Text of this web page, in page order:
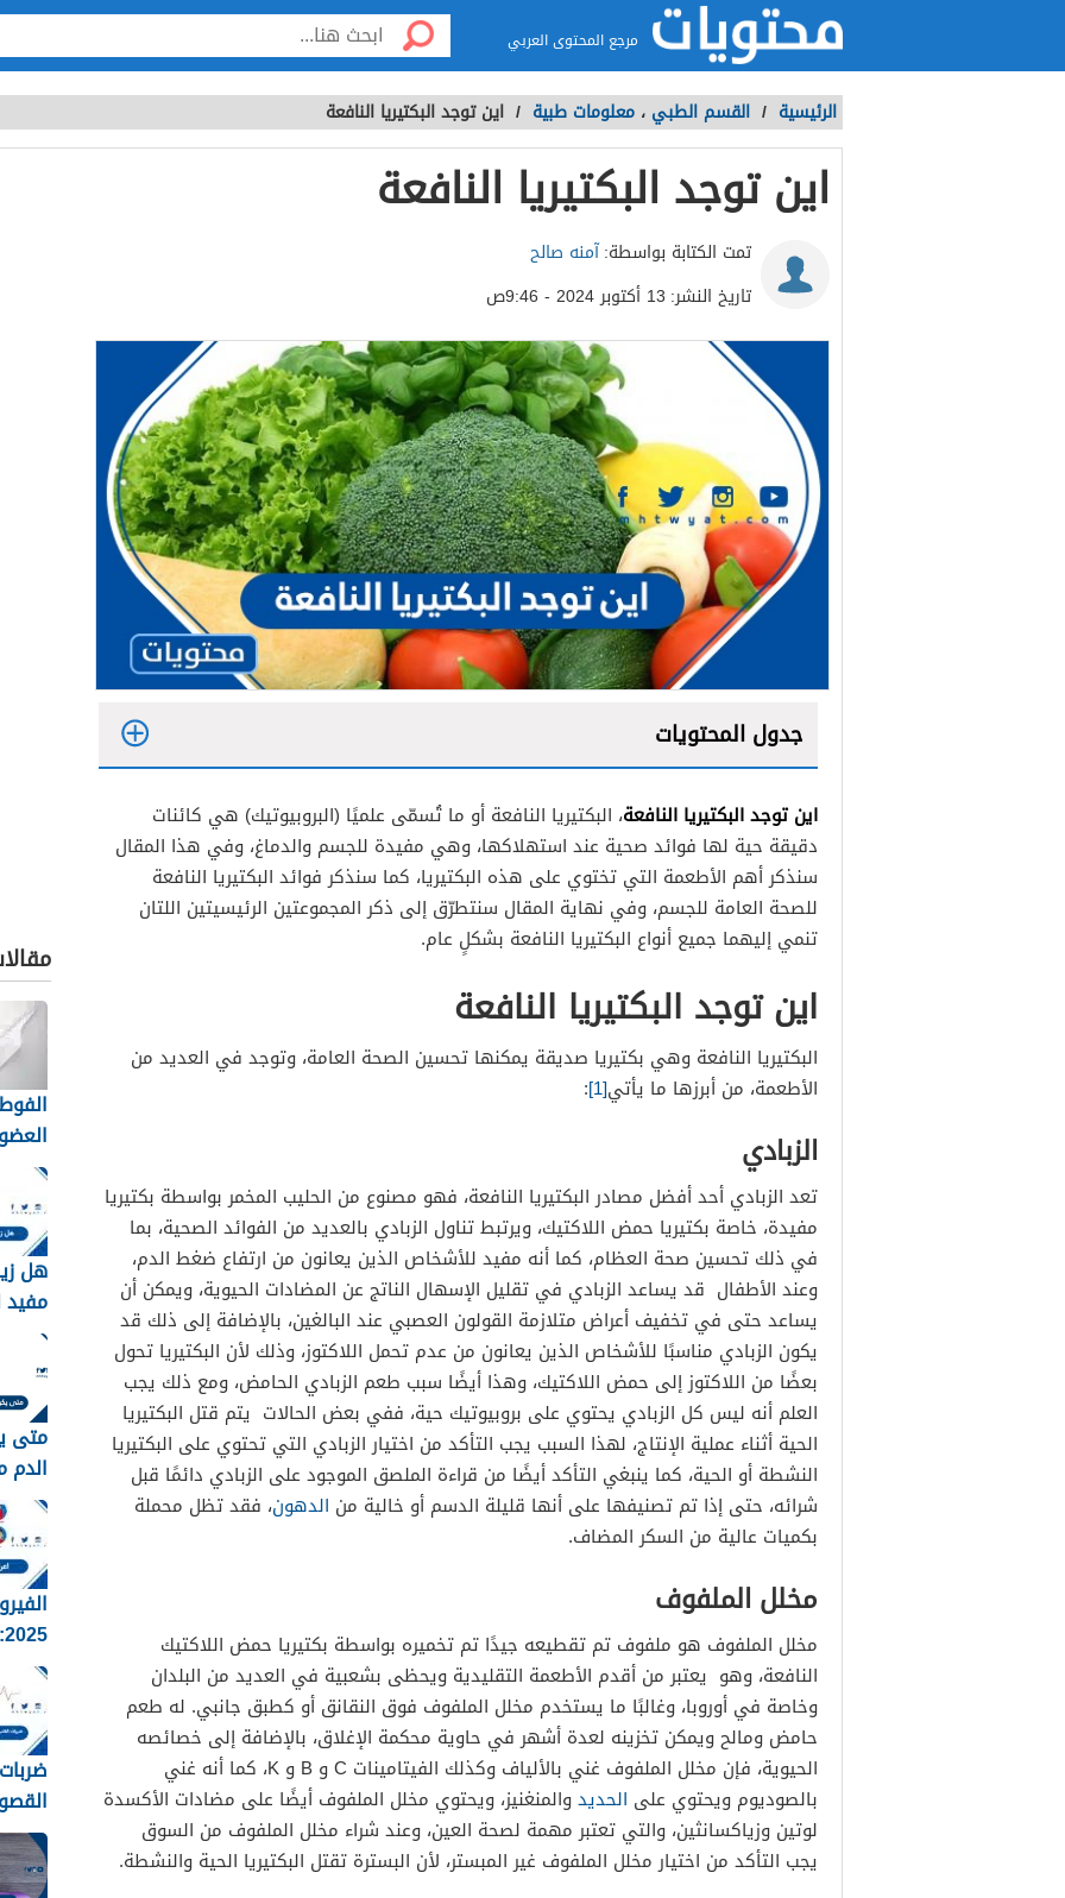
مرجع المحتوى العربي
الرئيسية / القسم الطبي ، معلومات طبية / اين توجد البكتيريا النافعة
اين توجد البكتيريا النافعة
تمت الكتابة بواسطة:آمنه صالح
تاريخ النشر: 13 أكتوبر 2024 - 9:46ص
جدول المحتويات
الزبادي
مخلل الملفوف
التمبيه
الكيمتشي
المخللات
اللبن الخاثر
بعض أنواع الجبن
اين توجد البكتيريا النافعة، البكتيريا النافعة أو ما تُسمّى علميًا (البروبيوتيك) هي كائنات
دقيقة حية لها فوائد صحية عند استهلاكها، وهي مفيدة للجسم والدماغ، وفي هذا المقال
سنذكر أهم الأطعمة التي تختوي على هذه البكتيريا، كما سنذكر فوائد البكتيريا النافعة
للصحة العامة للجسم، وفي نهاية المقال سنتطرّق إلى ذكر المجموعتين الرئيسيتين اللتان
تنمي إليهما جميع أنواع البكتيريا النافعة بشكلٍ عام.
اين توجد البكتيريا النافعة
البكتيريا النافعة وهي بكتيريا صديقة يمكنها تحسين الصحة العامة، وتوجد في العديد من
الأطعمة، من أبرزها ما يأتي[1]
:
الزبادي
تعد الزبادي أحد أفضل مصادر البكتيريا النافعة، فهو مصنوع من الحليب المخمر بواسطة بكتيريا
مفيدة، خاصة بكتيريا حمض اللاكتيك، ويرتبط تناول الزبادي بالعديد من الفوائد الصحية، بما
في ذلك تحسين صحة العظام، كما أنه مفيد للأشخاص الذين يعانون من ارتفاع ضغط الدم،
وعند الأطفال قد يساعد الزبادي في تقليل الإسهال الناتج عن المضادات الحيوية، ويمكن أن
يساعد حتى في تخفيف أعراض متلازمة القولون العصبي عند البالغين، بالإضافة إلى ذلك قد
يكون الزبادي مناسبًا للأشخاص الذين يعانون من عدم تحمل اللاكتوز، وذلك لأن البكتيريا تحول
بعضًا من اللاكتوز إلى حمض اللاكتيك، وهذا أيضًا سبب طعم الزبادي الحامض، ومع ذلك يجب
العلم أنه ليس كل الزبادي يحتوي على بروبيوتيك حية، ففي بعض الحالات يتم قتل البكتيريا
الحية أثناء عملية الإنتاج، لهذا السبب يجب التأكد من اختيار الزبادي التي تحتوي على البكتيريا
النشطة أو الحية، كما ينبغي التأكد أيضًا من قراءة الملصق الموجود على الزبادي دائمًا قبل
شرائه، حتى إذا تم تصنيفها على أنها قليلة الدسم أو خالية من الدهون، فقد تظل محملة
بكميات عالية من السكر المضاف.
مخلل الملفوف
مخلل الملفوف هو ملفوف تم تقطيعه جيدًا تم تخميره بواسطة بكتيريا حمض اللاكتيك
النافعة، وهو يعتبر من أقدم الأطعمة التقليدية ويحظى بشعبية في العديد من البلدان
وخاصة في أوروبا، وغالبًا ما يستخدم مخلل الملفوف فوق النقانق أو كطبق جانبي. له طعم
حامض ومالح ويمكن تخزينه لعدة أشهر في حاوية محكمة الإغلاق، بالإضافة إلى خصائصه
الحيوية، فإن مخلل الملفوف غني بالألياف وكذلك الفيتامينات C و B و K، كما أنه غني
بالصوديوم ويحتوي على الحديدوالمنغنيز، ويحتوي مخلل الملفوف أيضًا على مضادات الأكسدة
لوتين وزياكسانثين، والتي تعتبر مهمة لصحة العين، وعند شراء مخلل الملفوف من السوق
يجب التأكد من اختيار مخلل الملفوف غير المبستر، لأن البسترة تقتل البكتيريا الحية والنشطة.
هل
مفيد
متى
الدم
وطرق
طرح